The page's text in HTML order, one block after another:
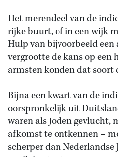
Het merendeel van de
rijke buurt, of in een wijk
Hulp van bijvoorbeeld
vergrootte de kans op een
armsten konden dat soort
Bijna een kwart van de
oorspronkelijk uit
waren als Joden gevlucht,
afkomst te ontkennen –
scherper dan Nederlandse